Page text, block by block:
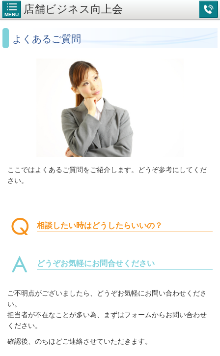
MENU 店舗ビジネス向上会
よくあるご質問
ここではよくあるご質問をご紹介します。どうぞ参考にしてくだ
さい。
相談したい時はどうしたらいいの？
どうぞお気軽にお問合せください
ご不明点がございましたら、どうぞお気軽にお問い合わせくださ
い。
担当者が不在なことが多い為、まずはフォームからお問い合わせ
ください。
確認後、のちほどご連絡させていただきます。